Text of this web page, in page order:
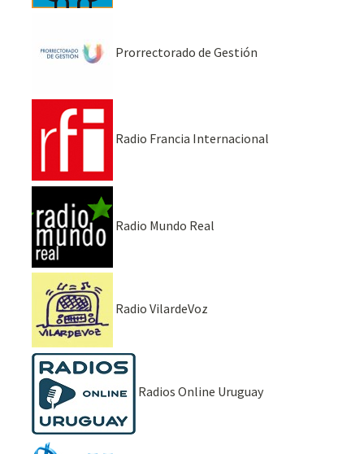
Prorrectorado de Gestión
Radio Francia Internacional
Radio Mundo Real
Radio VilardeVoz
Radios Online Uruguay